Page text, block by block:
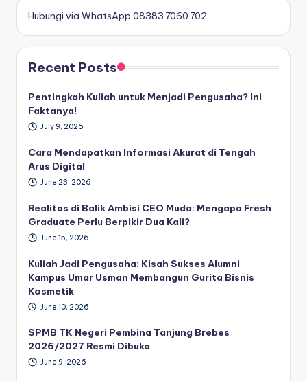
Hubungi via WhatsApp 08383.7060.702
Recent Posts
Pentingkah Kuliah untuk Menjadi Pengusaha? Ini
Faktanya!
July 9, 2026
Cara Mendapatkan Informasi Akurat di Tengah
Arus Digital
June 23, 2026
Realitas di Balik Ambisi CEO Muda: Mengapa Fresh
Graduate Perlu Berpikir Dua Kali?
June 15, 2026
Kuliah Jadi Pengusaha: Kisah Sukses Alumni
Kampus Umar Usman Membangun Gurita Bisnis
Kosmetik
June 10, 2026
SPMB TK Negeri Pembina Tanjung Brebes
2026/2027 Resmi Dibuka
June 9, 2026